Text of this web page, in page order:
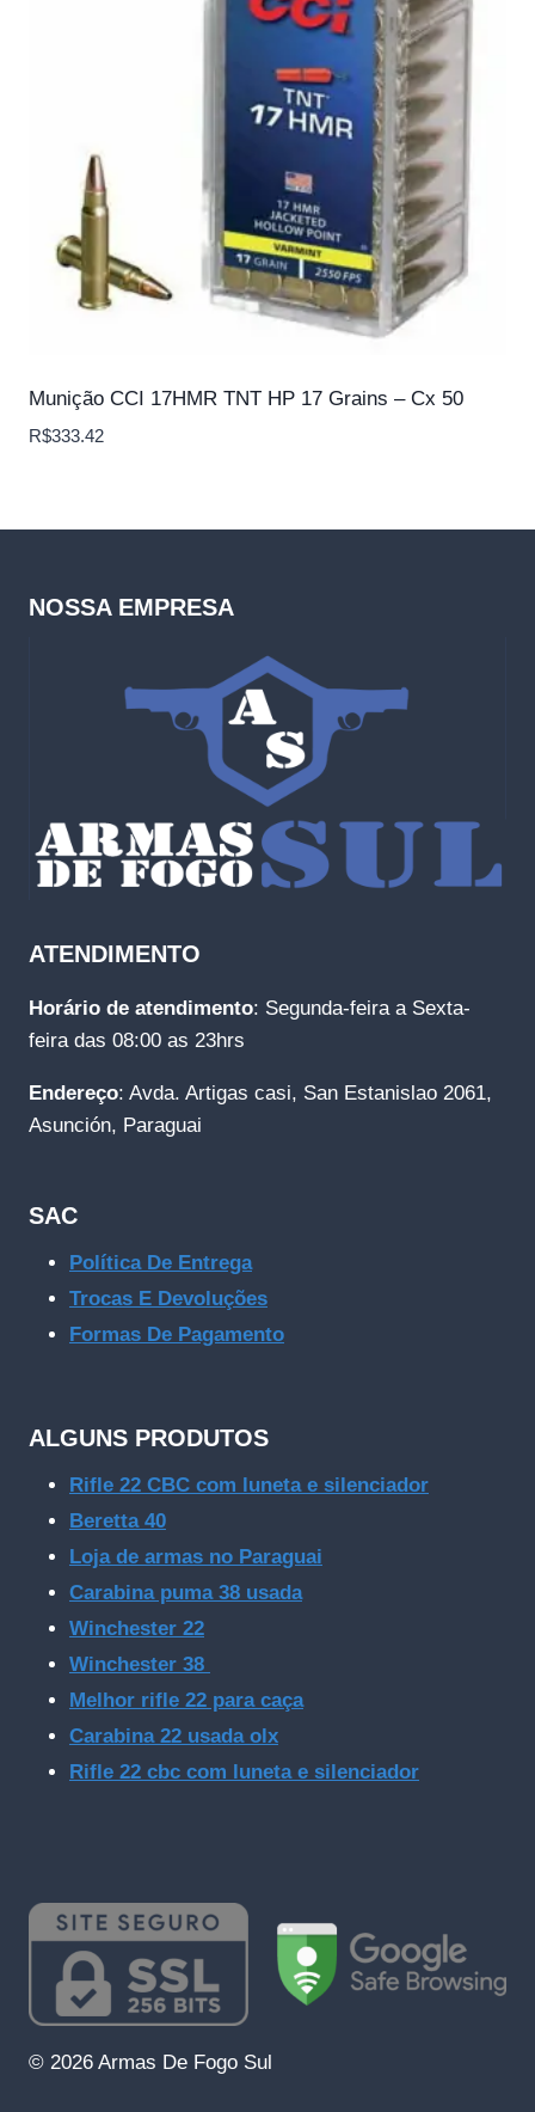
Munição CCI 17HMR TNT HP 17 Grains – Cx 50
R$333.42
NOSSA EMPRESA
ATENDIMENTO
Horário de atendimento: Segunda-feira a Sexta-
feira das 08:00 as 23hrs
Endereço: Avda. Artigas casi, San Estanislao 2061,
Asunción, Paraguai
SAC
Política De Entrega
Trocas E Devoluções
Formas De Pagamento
ALGUNS PRODUTOS
Rifle 22 CBC com luneta e silenciador
Beretta 40
Loja de armas no Paraguai
Carabina puma 38 usada
Winchester 22
Winchester 38
Melhor rifle 22 para caça
Carabina 22 usada olx
Rifle 22 cbc com luneta e silenciador
© 2026 Armas De Fogo Sul